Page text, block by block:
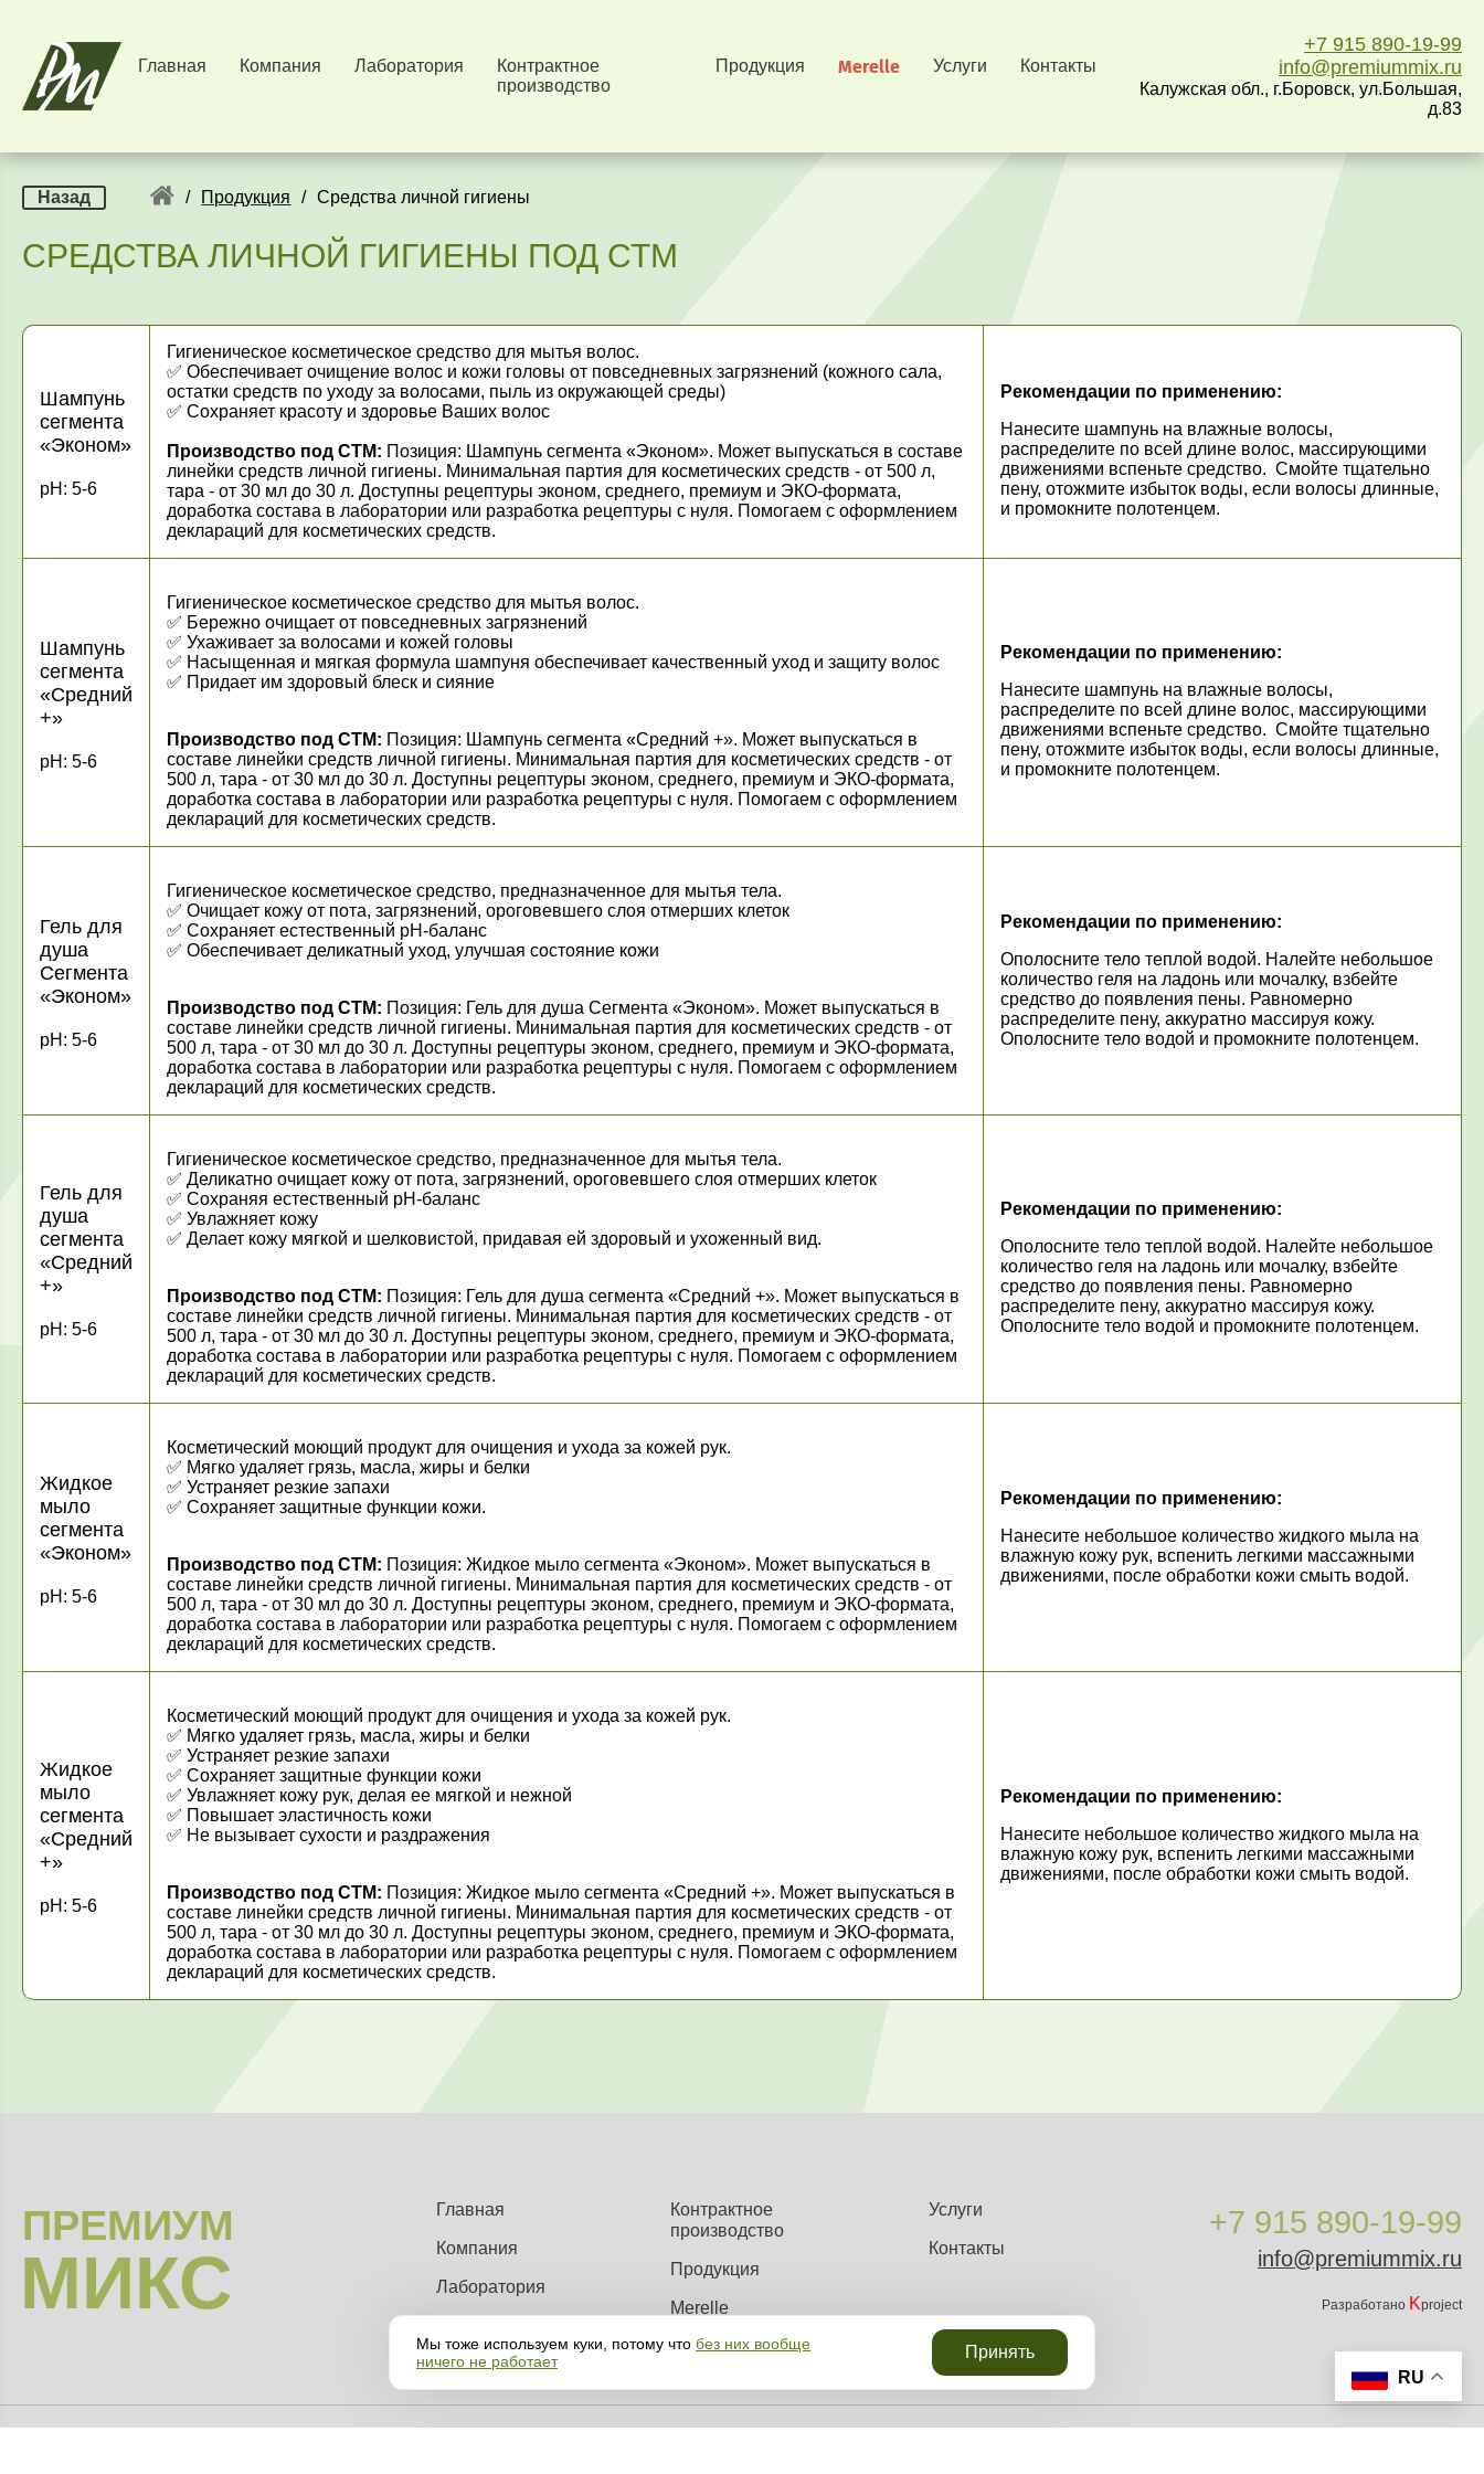
Главная Компания Лаборатория
Контрактное
производство
Продукция Merelle Услуги Контакты
+7 915 890-19-99
info@premiummix.ru
Калужская обл., г.Боровск, ул.Большая,
д.83
Назад / Продукция / Средства личной гигиены
СРЕДСТВА ЛИЧНОЙ ГИГИЕНЫ ПОД СТМ
Шампунь
сегмента
«Эконом»
pH: 5-6
Гигиеническое косметическое средство для мытья волос.
✅ Обеспечивает очищение волос и кожи головы от повседневных загрязнений (кожного сала,
остатки средств по уходу за волосами, пыль из окружающей среды)
✅ Сохраняет красоту и здоровье Ваших волос
Производство под СТМ: Позиция: Шампунь сегмента «Эконом». Может выпускаться в составе
линейки средств личной гигиены. Минимальная партия для косметических средств - от 500 л,
тара - от 30 мл до 30 л. Доступны рецептуры эконом, среднего, премиум и ЭКО-формата,
доработка состава в лаборатории или разработка рецептуры с нуля. Помогаем с оформлением
деклараций для косметических средств.
Рекомендации по применению:
Нанесите шампунь на влажные волосы,
распределите по всей длине волос, массирующими
движениями вспеньте средство. Смойте тщательно
пену, отожмите избыток воды, если волосы длинные,
и промокните полотенцем.
Шампунь
сегмента
«Средний
+»
pH: 5-6
Гигиеническое косметическое средство для мытья волос.
✅ Бережно очищает от повседневных загрязнений
✅ Ухаживает за волосами и кожей головы
✅ Насыщенная и мягкая формула шампуня обеспечивает качественный уход и защиту волос
✅ Придает им здоровый блеск и сияние
Производство под СТМ: Позиция: Шампунь сегмента «Средний +». Может выпускаться в
составе линейки средств личной гигиены. Минимальная партия для косметических средств - от
500 л, тара - от 30 мл до 30 л. Доступны рецептуры эконом, среднего, премиум и ЭКО-формата,
доработка состава в лаборатории или разработка рецептуры с нуля. Помогаем с оформлением
деклараций для косметических средств.
Рекомендации по применению:
Нанесите шампунь на влажные волосы,
распределите по всей длине волос, массирующими
движениями вспеньте средство. Смойте тщательно
пену, отожмите избыток воды, если волосы длинные,
и промокните полотенцем.
Гель для
душа
Сегмента
«Эконом»
pH: 5-6
Гигиеническое косметическое средство, предназначенное для мытья тела.
✅ Очищает кожу от пота, загрязнений, ороговевшего слоя отмерших клеток
✅ Сохраняет естественный рН-баланс
✅ Обеспечивает деликатный уход, улучшая состояние кожи
Производство под СТМ: Позиция: Гель для душа Сегмента «Эконом». Может выпускаться в
составе линейки средств личной гигиены. Минимальная партия для косметических средств - от
500 л, тара - от 30 мл до 30 л. Доступны рецептуры эконом, среднего, премиум и ЭКО-формата,
доработка состава в лаборатории или разработка рецептуры с нуля. Помогаем с оформлением
деклараций для косметических средств.
Рекомендации по применению:
Ополосните тело теплой водой. Налейте небольшое
количество геля на ладонь или мочалку, взбейте
средство до появления пены. Равномерно
распределите пену, аккуратно массируя кожу.
Ополосните тело водой и промокните полотенцем.
Гель для
душа
сегмента
«Средний
+»
pH: 5-6
Гигиеническое косметическое средство, предназначенное для мытья тела.
✅ Деликатно очищает кожу от пота, загрязнений, ороговевшего слоя отмерших клеток
✅ Сохраняя естественный рН-баланс
✅ Увлажняет кожу
✅ Делает кожу мягкой и шелковистой, придавая ей здоровый и ухоженный вид.
Производство под СТМ: Позиция: Гель для душа сегмента «Средний +». Может выпускаться в
составе линейки средств личной гигиены. Минимальная партия для косметических средств - от
500 л, тара - от 30 мл до 30 л. Доступны рецептуры эконом, среднего, премиум и ЭКО-формата,
доработка состава в лаборатории или разработка рецептуры с нуля. Помогаем с оформлением
деклараций для косметических средств.
Рекомендации по применению:
Ополосните тело теплой водой. Налейте небольшое
количество геля на ладонь или мочалку, взбейте
средство до появления пены. Равномерно
распределите пену, аккуратно массируя кожу.
Ополосните тело водой и промокните полотенцем.
Жидкое
мыло
сегмента
«Эконом»
pH: 5-6
Косметический моющий продукт для очищения и ухода за кожей рук.
✅ Мягко удаляет грязь, масла, жиры и белки
✅ Устраняет резкие запахи
✅ Сохраняет защитные функции кожи.
Производство под СТМ: Позиция: Жидкое мыло сегмента «Эконом». Может выпускаться в
составе линейки средств личной гигиены. Минимальная партия для косметических средств - от
500 л, тара - от 30 мл до 30 л. Доступны рецептуры эконом, среднего, премиум и ЭКО-формата,
доработка состава в лаборатории или разработка рецептуры с нуля. Помогаем с оформлением
деклараций для косметических средств.
Рекомендации по применению:
Нанесите небольшое количество жидкого мыла на
влажную кожу рук, вспенить легкими массажными
движениями, после обработки кожи смыть водой.
Жидкое
мыло
сегмента
«Средний
+»
pH: 5-6
Косметический моющий продукт для очищения и ухода за кожей рук.
✅ Мягко удаляет грязь, масла, жиры и белки
✅ Устраняет резкие запахи
✅ Сохраняет защитные функции кожи
✅ Увлажняет кожу рук, делая ее мягкой и нежной
✅ Повышает эластичность кожи
✅ Не вызывает сухости и раздражения
Производство под СТМ: Позиция: Жидкое мыло сегмента «Средний +». Может выпускаться в
составе линейки средств личной гигиены. Минимальная партия для косметических средств - от
500 л, тара - от 30 мл до 30 л. Доступны рецептуры эконом, среднего, премиум и ЭКО-формата,
доработка состава в лаборатории или разработка рецептуры с нуля. Помогаем с оформлением
деклараций для косметических средств.
Рекомендации по применению:
Нанесите небольшое количество жидкого мыла на
влажную кожу рук, вспенить легкими массажными
движениями, после обработки кожи смыть водой.
ПРЕМИУМ
МИКС
Главная
Компания
Лаборатория
Контрактное
производство
Продукция
Merelle
Услуги
Контакты
+7 915 890-19-99
info@premiummix.ru
Разработано Kproject
Мы тоже используем куки, потому что без них вообще
ничего не работает
Принять
RU